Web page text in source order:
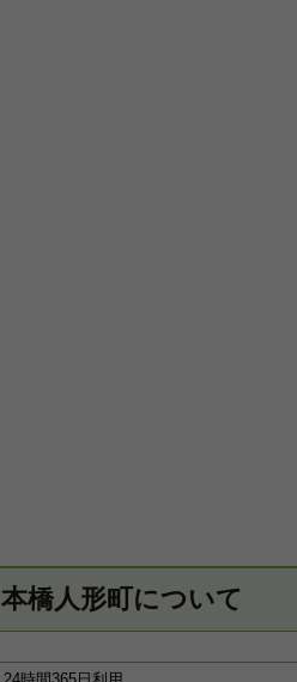
橋人形町について